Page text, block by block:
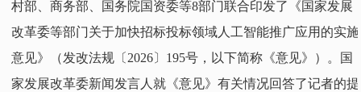
村部、商务部、国务院国资委等8部门联合印发了《国家发展
改革委等部门关于加快招标投标领域人工智能推广应用的实施
意见》（发改法规〔2026〕195号，以下简称《意见》）。国
家发展改革委新闻发言人就《意见》有关情况回答了记者的提